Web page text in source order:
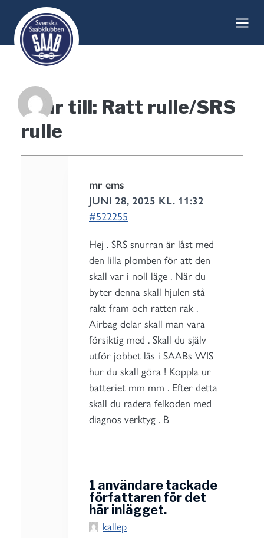
content
Svar till: Ratt rulle/SRS
rulle
mr ems
JUNI 28, 2025 KL. 11:32
#522255
Hej . SRS snurran är låst med
den lilla plomben för att den
skall var i noll läge . När du
byter denna skall hjulen stå
rakt fram och ratten rak .
Airbag delar skall man vara
försiktig med . Skall du själv
utför jobbet läs i SAABs WIS
hur du skall göra ! Koppla ur
batteriet mm mm . Efter detta
skall du radera felkoden med
diagnos verktyg . B
1 användare tackade
författaren för det
här inlägget.
kallep